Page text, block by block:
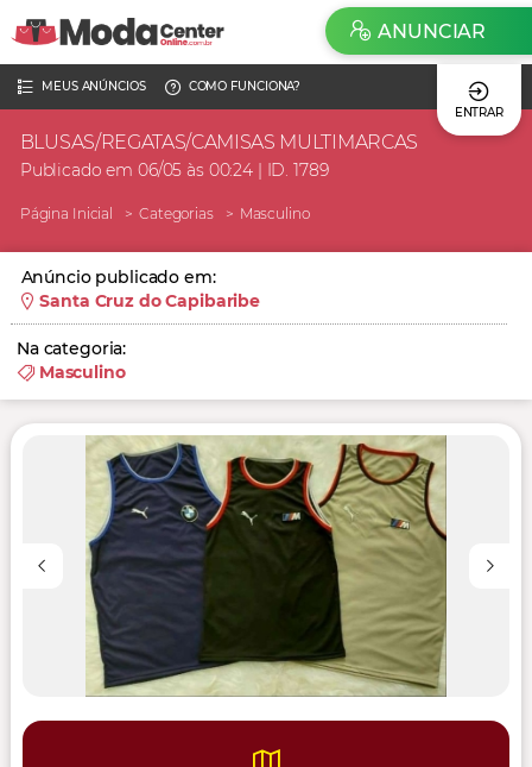
MEUS ANÚNCIOS
COMO FUNCIONA?
ENTRAR
ANUNCIAR
BLUSAS/REGATAS/CAMISAS MULTIMARCAS
Publicado em 06/05 às 00:24 | ID. 1789
Página Inicial Categorias Masculino
Anúncio publicado em:
Santa Cruz do Capibaribe
Na categoria:
Masculino